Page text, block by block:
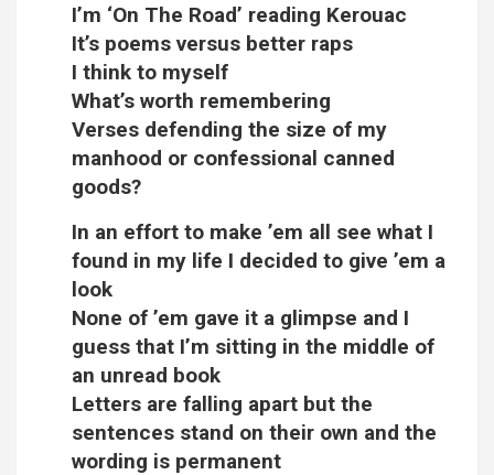
I’m ‘On The Road’ reading Kerouac
It’s poems versus better raps
I think to myself
What’s worth remembering
Verses defending the size of my
manhood or confessional canned
goods?
In an effort to make ’em all see what I
found in my life I decided to give ’em a
look
None of ’em gave it a glimpse and I
guess that I’m sitting in the middle of
an unread book
Letters are falling apart but the
sentences stand on their own and the
wording is permanent